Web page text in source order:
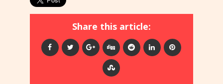
Share this article: